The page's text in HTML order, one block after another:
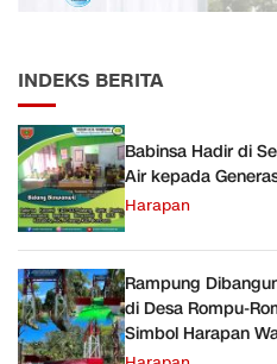
INDEKS BERITA
Babinsa Hadir di
Air kepada
Harapan
Rampung
di Desa Rompu-
Simbol Harapan